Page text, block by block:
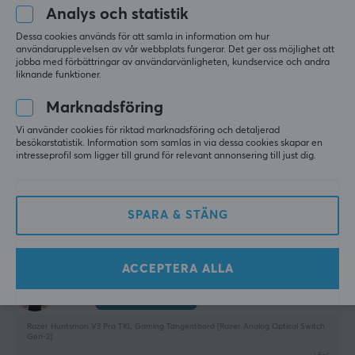
Språklayout
ISO Nordisk (ÅÄÖ)
Belysning
Ja, RGB
Färg på belysning
RGB (16.8 m)
Knappmaterial
Double-shot
Multimediaknappar
0 likes
Zander André T
Level 22
Helt okej förbyggt tangentbord
0 likes
Razer Huntsman V3 Pro TKL Gaming Tangentbord [Razer Analog Optical Switch
Gen-2]
Analys och statistik
Dessa cookies används för att samla in information om hur
användarupplevelsen av vår webbplats fungerar. Det ger oss möjlighet att
jobba med förbättringar av användarvänligheten, kundservice och andra
liknande funktioner.
Marknadsföring
Vi använder cookies för riktad marknadsföring och detaljerad
besökarstatistik. Information som samlas in via dessa cookies skapar en
intresseprofil som ligger till grund för relevant annonsering till just dig.
SPARA & STÄNG
ACCEPTERA ALLA